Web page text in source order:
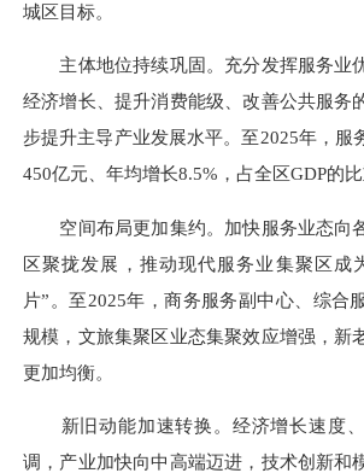
城区目标。
主体地位持续巩固。充分发挥服务业
经济增长、提升消费能级、改善公共服务
步提升主导产业发展水平。至2025年，服
450亿元、年均增长8.5%，占全区GDP的比
空间布局更加集约。加快服务业态向
区聚拢发展，推动现代服务业集聚区成
片”。至2025年，商务服务副中心、综合
规模，文旅集聚区业态集聚效应增强，新
更加均衡。
新旧动能加速转换。经济增长速度、
调，产业加快向中高端迈进，技术创新和